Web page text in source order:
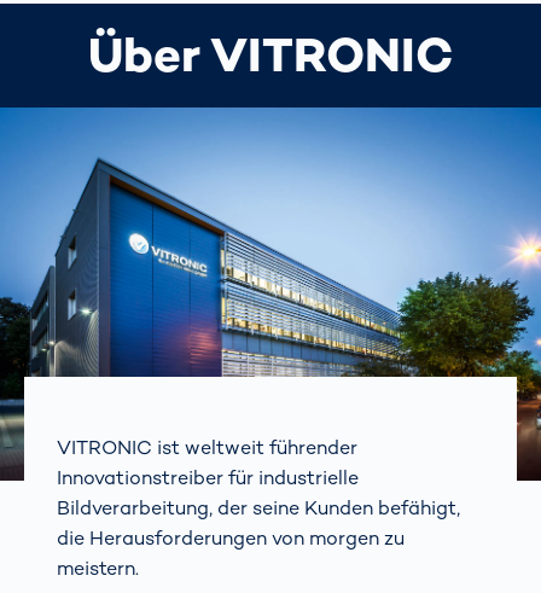
Über VITRONIC
VITRONIC ist weltweit führender
Innovationstreiber für industrielle
Bildverarbeitung, der seine Kunden befähigt,
die Herausforderungen von morgen zu
meistern.